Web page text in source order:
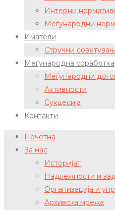
Интерни
Меѓународни
Иматели
Стручни
Меѓународна соработка
Меѓународни
Активности
Сукцесија
Контакти
Почетна
За нас
Историјат
Надлежности и
Организација и
Архивска мрежа